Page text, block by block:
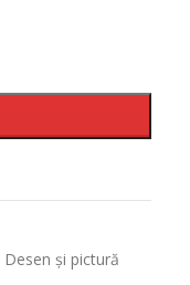
Desen și pictură